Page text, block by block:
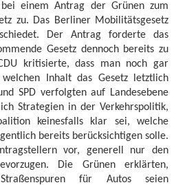
einem Antrag der Grünen zum
zu. Das Berliner Mobilitätsgesetz
Der Antrag forderte das
Gesetz dennoch bereits zu
kritisierte, dass man noch gar
Inhalt das Gesetz letztlich
SPD verfolgten auf Landesebene
Strategien in der Verkehrspolitik,
keinesfalls klar sei, welche
bereits berücksichtigen solle.
vor, generell nur den
Die Grünen erklärten,
für Autos seien